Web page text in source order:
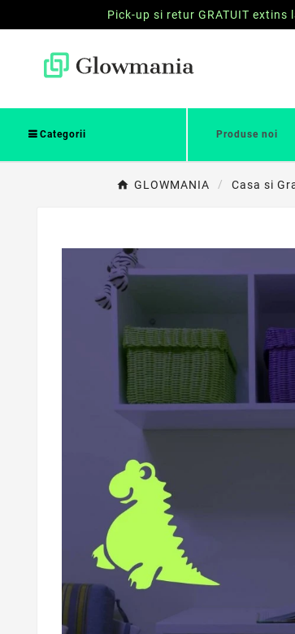
Pick-up si retur GRATUIT extins
Categorii Produse noi
GLOWMANIA Casa si